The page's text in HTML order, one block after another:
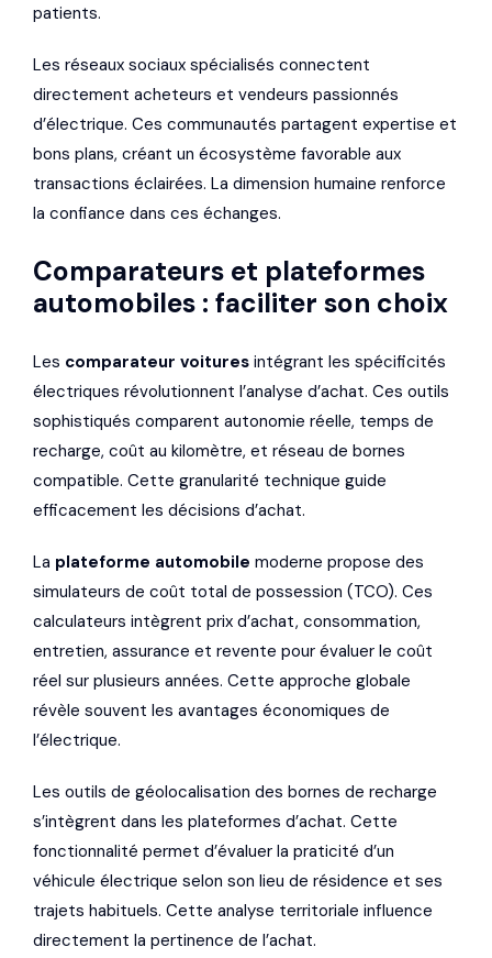
patients.
Les réseaux sociaux spécialisés connectent
directement acheteurs et vendeurs passionnés
d’électrique. Ces communautés partagent expertise et
bons plans, créant un écosystème favorable aux
transactions éclairées. La dimension humaine renforce
la confiance dans ces échanges.
Comparateurs et plateformes
automobiles : faciliter son choix
Les comparateur voitures intégrant les spécificités
électriques révolutionnent l’analyse d’achat. Ces outils
sophistiqués comparent autonomie réelle, temps de
recharge, coût au kilomètre, et réseau de bornes
compatible. Cette granularité technique guide
efficacement les décisions d’achat.
La plateforme automobile moderne propose des
simulateurs de coût total de possession (TCO). Ces
calculateurs intègrent prix d’achat, consommation,
entretien, assurance et revente pour évaluer le coût
réel sur plusieurs années. Cette approche globale
révèle souvent les avantages économiques de
l’électrique.
Les outils de géolocalisation des bornes de recharge
s’intègrent dans les plateformes d’achat. Cette
fonctionnalité permet d’évaluer la praticité d’un
véhicule électrique selon son lieu de résidence et ses
trajets habituels. Cette analyse territoriale influence
directement la pertinence de l’achat.